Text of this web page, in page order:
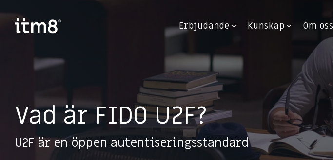
direkte
indhold
Erbjudande Kunskap Om oss
Vad är FIDO U2F?
U2F är en öppen autentiseringsstandard